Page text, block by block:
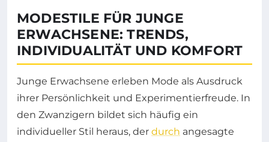
MODESTILE FÜR JUNGE
ERWACHSENE: TRENDS,
INDIVIDUALITÄT UND KOMFORT
Junge Erwachsene erleben Mode als Ausdruck
ihrer Persönlichkeit und Experimentierfreude. In
den Zwanzigern bildet sich häufig ein
individueller Stil heraus, der durch angesagte